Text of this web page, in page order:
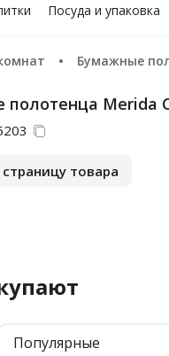
Посуда и упаковка
Бумажные
Merida
товара
Популярные